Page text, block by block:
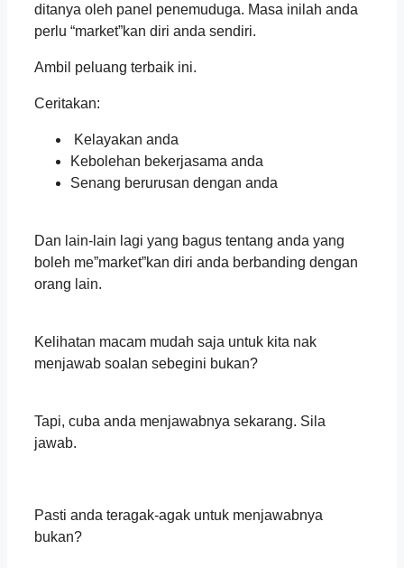
ditanya oleh panel penemuduga. Masa inilah anda
perlu “market”kan diri anda sendiri.
Ambil peluang terbaik ini.
Ceritakan:
‍‍‍‍‍‍ Kelayakan anda
Kebolehan bekerjasama anda
Senang berurusan dengan anda
Dan lain-lain lagi yang bagus tentang anda yang
boleh me”market”kan diri anda berbanding dengan
orang lain.
Kelihatan macam mudah saja untuk kita nak
menjawab soalan sebegini bukan?
Tapi, cuba anda menjawabnya sekarang. Sila
jawab.
Pasti anda teragak-agak untuk menjawabnya
bukan?